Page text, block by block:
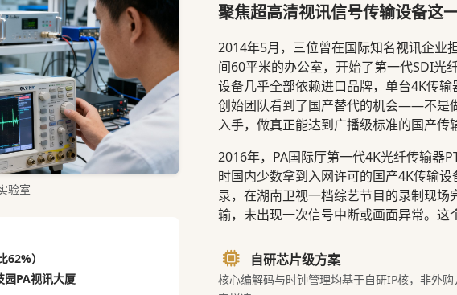
验室
）
园PA视讯大厦
聚焦超高清视讯信号传输设备这
2014年5月，三位曾在国际知名视讯企业
间60平米的办公室，开始了第一代SDI光
设备几乎全部依赖进口品牌，单台4K传
创始团队看到了国产替代的机会——不是
入手，做真正能达到广播级标准的国产传
2016年，PA国际厅第一代4K光纤传输器
时国内少数拿到入网许可的国产4K传输
录，在湖南卫视一档综艺节目的录制现
输，未出现一次信号中断或画面异常。这
自研芯片级方案
核心编解码与时钟管理均基于自研IP核，非外购